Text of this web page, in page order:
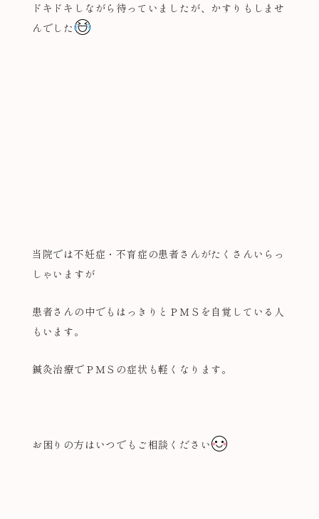
ドキドキしながら待っていましたが、かすりもしませ
んでした
当院では不妊症・不育症の患者さんがたくさんいらっ
しゃいますが
患者さんの中でもはっきりとＰＭＳを自覚している人
もいます。
鍼灸治療でＰＭＳの症状も軽くなります。
お困りの方はいつでもご相談ください